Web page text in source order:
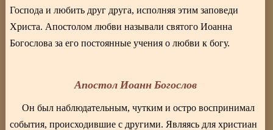
Господа и любить друг друга, исполняя этим заповеди
Христа. Апостолом любви называли святого Иоанна
Богослова за его постоянные учения о любви к богу.
Апостол Иоанн Богослов
Он был наблюдательным, чутким и остро воспринимал
события, происходившие с другими. Являясь для христиан